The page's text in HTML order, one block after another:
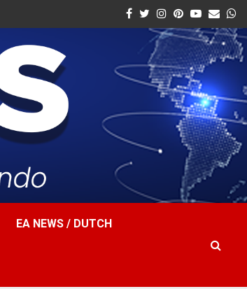
Facebook
Twitter
Instagram
Pinterest
Youtube
Email
EA NEWS / DUTCH